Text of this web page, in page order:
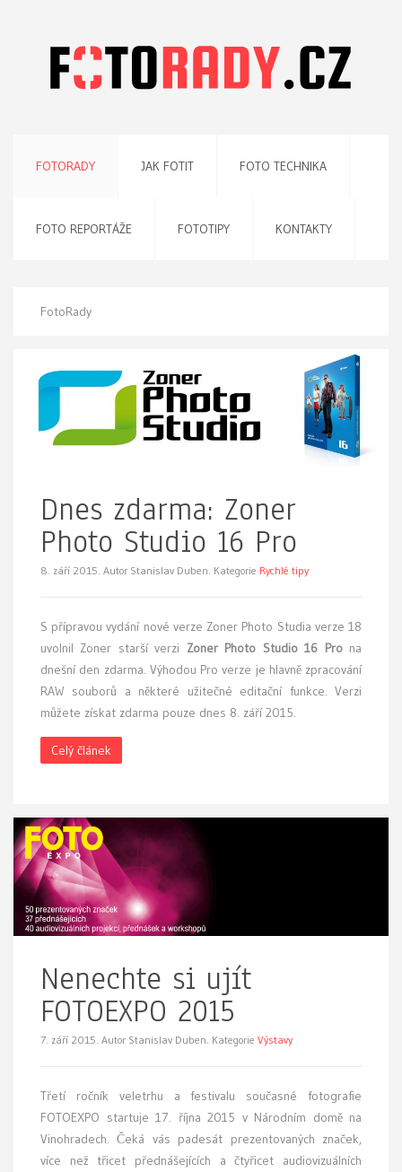
FOTORADY JAK FOTIT FOTO TECHNIKA
FOTO REPORTÁŽE FOTOTIPY KONTAKTY
FotoRady
Dnes zdarma: Zoner
Photo Studio 16 Pro
8. září 2015. Autor Stanislav Duben. Kategorie Rychlé tipy
S přípravou vydání nové verze Zoner Photo Studia verze 18
uvolnil Zoner starší verzi Zoner Photo Studio 16 Prona
dnešní den zdarma. Výhodou Pro verze je hlavně zpracování
RAW souborů a některé užitečné editační funkce. Verzi
můžete získat zdarma pouze dnes 8. září 2015.
Celý článek
Nenechte si ujít
FOTOEXPO 2015
7. září 2015. Autor Stanislav Duben. Kategorie Výstavy
Třetí ročník veletrhu a festivalu současné fotografie
FOTOEXPO startuje 17. října 2015 v Národním domě na
Vinohradech. Čeká vás padesát prezentovaných značek,
více než třicet přednášejících a čtyřicet audiovizuálních